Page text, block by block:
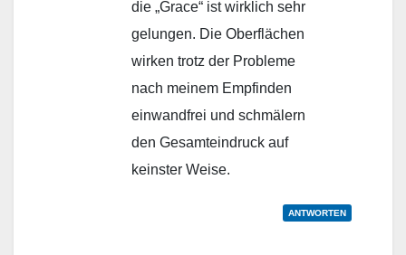
die „Grace“ ist wirklich sehr
gelungen. Die Oberflächen
wirken trotz der Probleme
nach meinem Empfinden
einwandfrei und schmälern
den Gesamteindruck auf
keinster Weise.
ANTWORTEN